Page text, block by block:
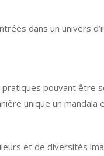
dans un univers
pouvant
unique un mandala
et de diversités